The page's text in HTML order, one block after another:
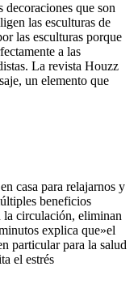
decoraciones que son
las esculturas de
las esculturas porque
a las
La revista Houzz
un elemento que
casa para relajarnos y
beneficios
la circulación, eliminan
explica que»el
particular para la salud
el estrés